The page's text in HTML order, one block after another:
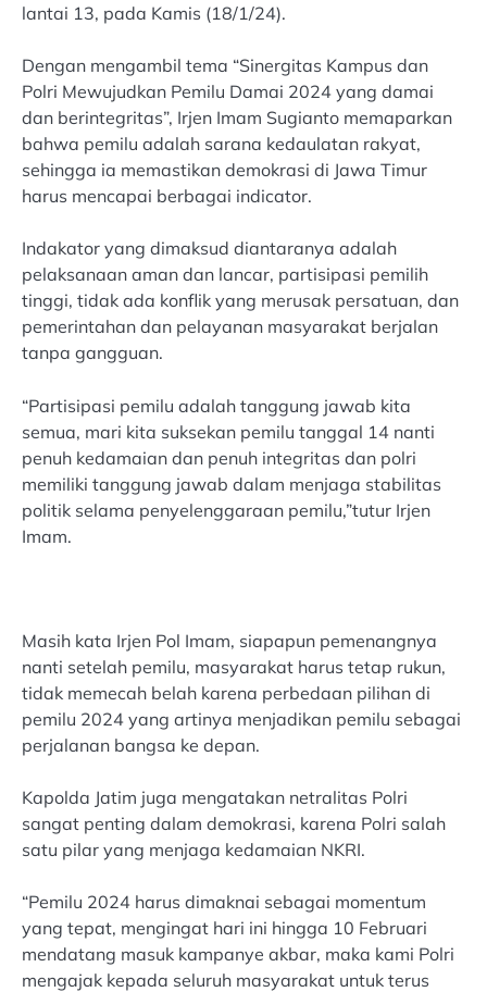
lantai 13, pada Kamis (18/1/24).
Dengan mengambil tema “Sinergitas Kampus dan
Polri Mewujudkan Pemilu Damai 2024 yang damai
dan berintegritas”, Irjen Imam Sugianto memaparkan
bahwa pemilu adalah sarana kedaulatan rakyat,
sehingga ia memastikan demokrasi di Jawa Timur
harus mencapai berbagai indicator.
Indakator yang dimaksud diantaranya adalah
pelaksanaan aman dan lancar, partisipasi pemilih
tinggi, tidak ada konflik yang merusak persatuan, dan
pemerintahan dan pelayanan masyarakat berjalan
tanpa gangguan.
“Partisipasi pemilu adalah tanggung jawab kita
semua, mari kita suksekan pemilu tanggal 14 nanti
penuh kedamaian dan penuh integritas dan polri
memiliki tanggung jawab dalam menjaga stabilitas
politik selama penyelenggaraan pemilu,”tutur Irjen
Imam.
Masih kata Irjen Pol Imam, siapapun pemenangnya
nanti setelah pemilu, masyarakat harus tetap rukun,
tidak memecah belah karena perbedaan pilihan di
pemilu 2024 yang artinya menjadikan pemilu sebagai
perjalanan bangsa ke depan.
Kapolda Jatim juga mengatakan netralitas Polri
sangat penting dalam demokrasi, karena Polri salah
satu pilar yang menjaga kedamaian NKRI.
“Pemilu 2024 harus dimaknai sebagai momentum
yang tepat, mengingat hari ini hingga 10 Februari
mendatang masuk kampanye akbar, maka kami Polri
mengajak kepada seluruh masyarakat untuk terus